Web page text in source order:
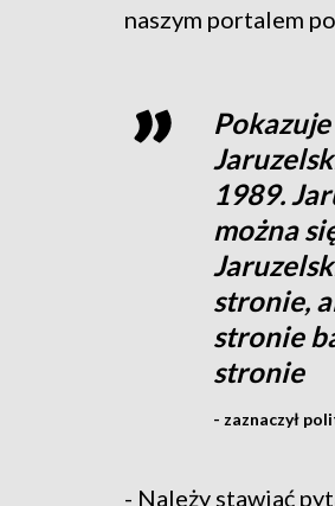
naszym portalem
1989.
można
stronie,
stronie
stronie
- zaznaczył
- Należy stawiać